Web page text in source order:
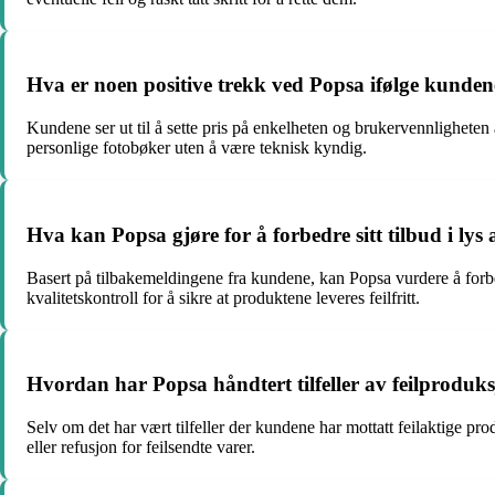
Hva er noen positive trekk ved Popsa ifølge
Kundene ser ut til å sette pris på enkelheten og
personlige fotobøker uten å være teknisk kyndig.
Hva kan Popsa gjøre for å forbedre sitt tilbud i lys
Basert på tilbakemeldingene fra kundene, kan Popsa vurdere å
kvalitetskontroll for å sikre at produktene leveres feilfritt.
Hvordan har Popsa håndtert tilfeller av
Selv om det har vært tilfeller der kundene har mottatt feilaktige
eller refusjon for feilsendte varer.